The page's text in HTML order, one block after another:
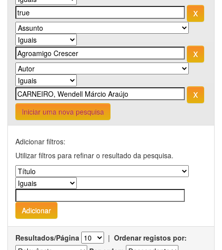
Iniciar uma nova pesquisa
Adicionar filtros:
Utilizar filtros para refinar o resultado da pesquisa.
Resultados/Página | Ordenar registos por: